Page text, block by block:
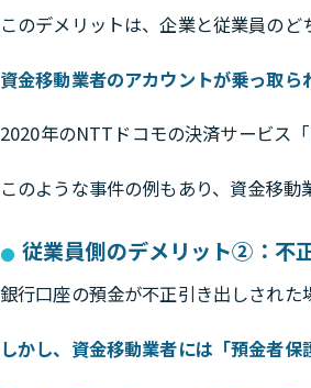
このデメリットは、企業と従業員の
資金移動業者のアカウントが乗っ取
2020年のNTTドコモの決済サービス
このような事件の例もあり、資金移
従業員側のデメリット②：不
銀行口座の預金が不正引き出しされ
しかし、資金移動業者には「預金者